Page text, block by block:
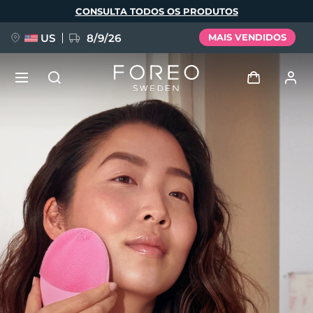
principal
CONSULTA TODOS OS PRODUTOS
US 8/9/26 MAIS VENDIDOS
Perfil de usuário
Meus aparelhos
Meus pedidos
Meus endereços
As minhas subscrições
NOVIDADE
FAQ™ Pure Beauty-Tech Elixir
BREAKING NEWS
issa™ Teeth Whitening Set
Idioma
English Deutsch
Español
Français
Italiano
Português
Polski
Svenska
Русский
Türkçe
简体中文 繁體中文